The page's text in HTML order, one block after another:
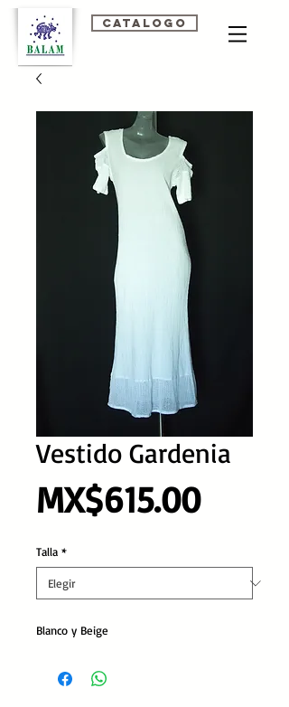
Catalogo
Vestido Gardenia
MX$615.00Precio
Talla *
Blanco y Beige